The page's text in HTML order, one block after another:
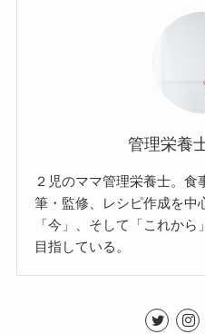
管理栄養
２児のママ管理栄養士。
筆・監修、レシピ作成を中
「今」、そして「これか
目指している。